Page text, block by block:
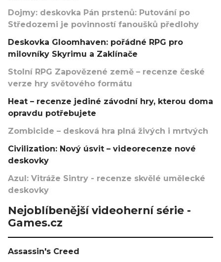
Dojmy: deskovka Pán prstenů: Putování po
Středozemi je povinností fanoušků předlohy
Deskovka Gloomhaven: pořádné RPG pro
milovníky Skyrimu a Zaklínače
Stolní RPG Zapovězené země – recenze české
verze hry světového formátu
Heat – recenze jediné závodní hry, kterou doma
opravdu potřebujete
Zombicide – desková hra plná živých i mrtvých
Civilization: Nový úsvit – videorecenze nové
deskovky
Azul: Vitráže Sintry - recenze skvělé umělecké
deskovky
Nejoblíbenější videoherní série -
Games.cz
Assassin's Creed